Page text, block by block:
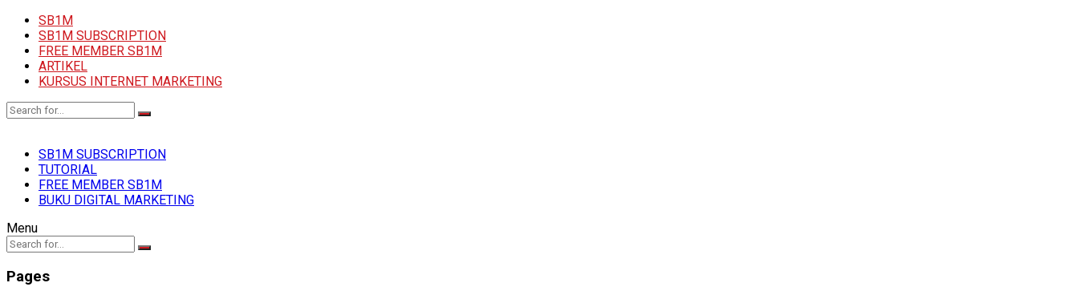
SB1M
SB1M SUBSCRIPTION
FREE MEMBER SB1M
ARTIKEL
KURSUS INTERNET MARKETING
SB1M SUBSCRIPTION
TUTORIAL
FREE MEMBER SB1M
BUKU DIGITAL MARKETING
Menu
Pages